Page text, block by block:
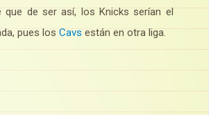
que de ser así, los Knicks serían el
pues los Cavs están en otra liga.